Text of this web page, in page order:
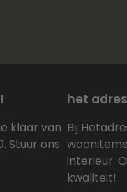
klaar van
Stuur ons
het adres
Bij
interieur.
kwaliteit!